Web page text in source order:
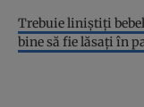
Trebuie liniştiţi
bine să fie lăsaţi în